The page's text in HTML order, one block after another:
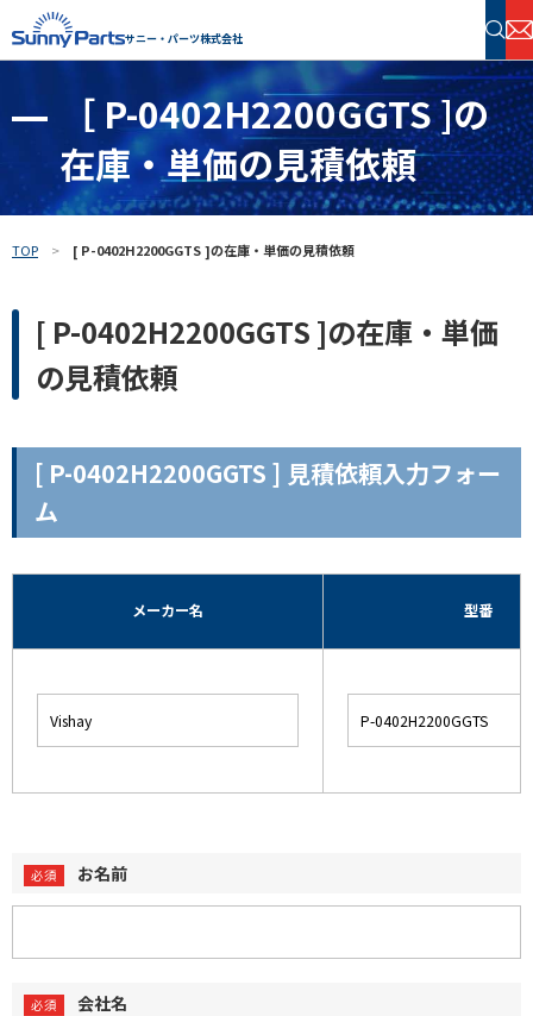
サニー・パーツ株式会社
半導体・電子部品 在庫検索
フリーワードで探す
［ P-0402H2200GGTS ]の
在庫・単価の見積依頼
TOP [ P-0402H2200GGTS ]の在庫・単価の見積依頼
[ P-0402H2200GGTS ]の在庫・単価
の見積依頼
[ P-0402H2200GGTS ] 見積依頼入力フォー
ム
メーカー名 型番
お名前
会社名